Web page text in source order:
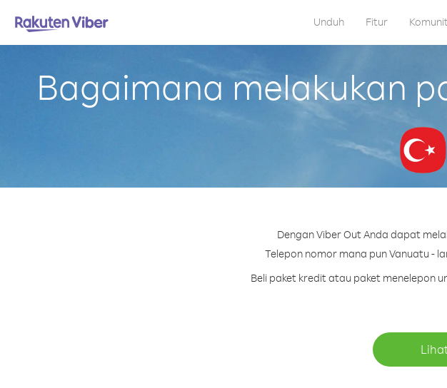
Unduh Fitur
Bagaimana melakukan
Dengan Viber Out Anda dapat
Telepon nomor mana pun Vanuatu -
Beli paket kredit atau paket menelepon